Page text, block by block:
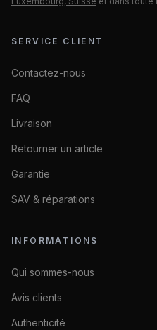
SERVICE CLIENT
Contactez-nous
FAQ
Livraison
Retourner un article
Garantie
SAV & réparations
INFORMATIONS
Qui sommes-nous
Avis clients
Authenticité